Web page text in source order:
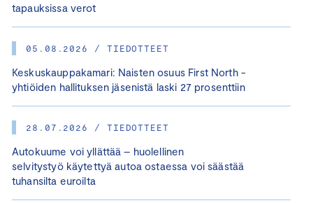
tapauksissa verot
05.08.2026 / TIEDOTTEET
Keskuskauppakamari: Naisten osuus First North -
yhtiöiden hallituksen jäsenistä laski 27 prosenttiin
28.07.2026 / TIEDOTTEET
Autokuume voi yllättää – huolellinen
selvitystyö käytettyä autoa ostaessa voi säästää
tuhansilta euroilta